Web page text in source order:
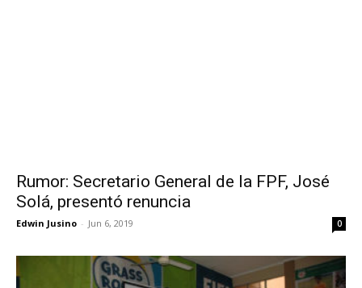
Rumor: Secretario General de la FPF, José
Solá, presentó renuncia
Edwin Jusino - Jun 6, 2019 0